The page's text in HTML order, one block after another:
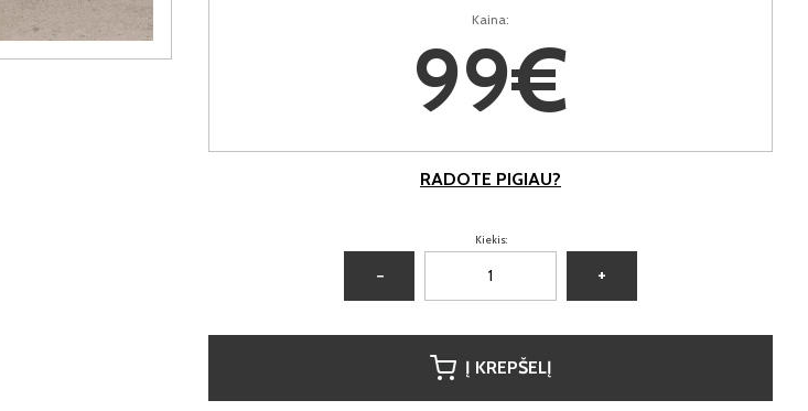
Kaina:
99€
RADOTE PIGIAU?
Kiekis:
− +
Į KREPŠELĮ